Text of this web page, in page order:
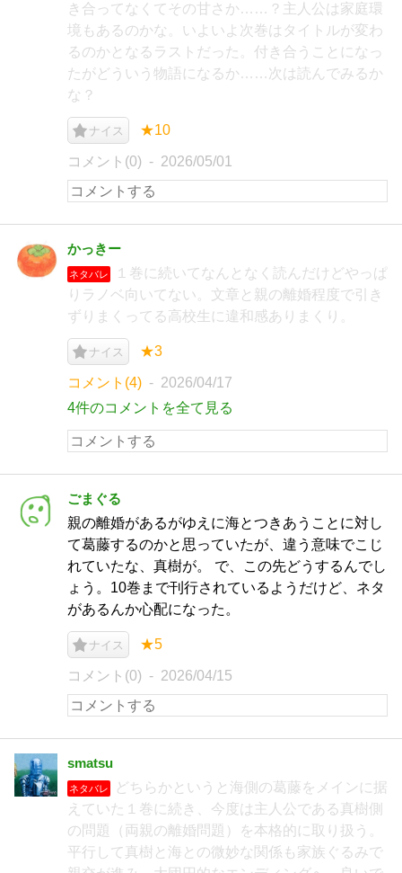
き合ってなくてその甘さか……？主人公は家庭環
境もあるのかな。いよいよ次巻はタイトルが変わ
るのかとなるラストだった。付き合うことになっ
たがどういう物語になるか……次は読んでみるか
な？
ナイス ★10
コメント(0) 2026/05/01
かっきー
ネタバレ
１巻に続いてなんとなく読んだけどやっぱ
りラノベ向いてない。文章と親の離婚程度で引き
ずりまくってる高校生に違和感ありまくり。
ナイス ★3
コメント(4)
2026/04/17
4件のコメントを全て見る
ごまぐる
親の離婚があるがゆえに海とつきあうことに対し
て葛藤するのかと思っていたが、違う意味でこじ
れていたな、真樹が。 で、この先どうするんでし
ょう。10巻まで刊行されているようだけど、ネタ
があるんか心配になった。
ナイス ★5
コメント(0) 2026/04/15
smatsu
ネタバレ
どちらかというと海側の葛藤をメインに据
えていた１巻に続き、今度は主人公である真樹側
の問題（両親の離婚問題）を本格的に取り扱う。
平行して真樹と海との微妙な関係も家族ぐるみで